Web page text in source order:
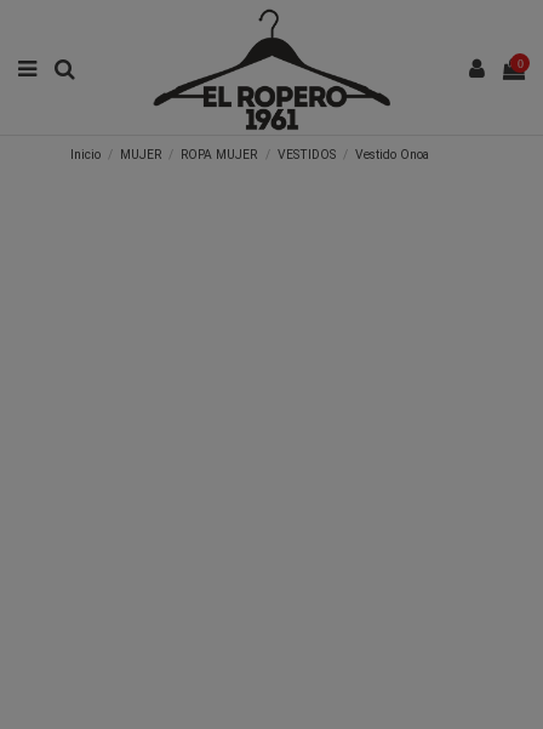
0
Inicio MUJER ROPA MUJER VESTIDOS Vestido Onoa